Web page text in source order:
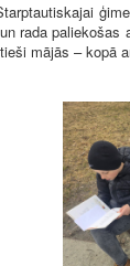
rada
mājās – kopā